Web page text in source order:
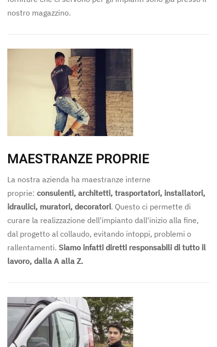
nostro magazzino.
MAESTRANZE PROPRIE
La nostra azienda ha maestranze interne
proprie: consulenti, architetti, trasportatori, installatori,
idraulici, muratori, decoratori. Questo ci permette di
curare la realizzazione dell'impianto dall'inizio alla fine,
dal progetto al collaudo, evitando intoppi, problemi o
rallentamenti. Siamo infatti diretti responsabili di tutto il
lavoro, dalla A alla Z.